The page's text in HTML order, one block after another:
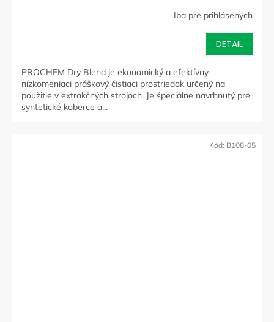
Iba pre prihlásených
DETAIL
PROCHEM Dry Blend je ekonomický a efektívny
nízkomeniaci práškový čistiaci prostriedok určený na
použitie v extrakčných strojoch. Je špeciálne navrhnutý pre
syntetické koberce a...
Kód: B108-05